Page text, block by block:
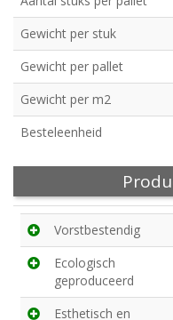
Gewicht per stuk
Gewicht per pallet
Gewicht per m2
Besteleenheid
Vorstbestendig
Ecologisch
geproduceerd
Esthetisch en